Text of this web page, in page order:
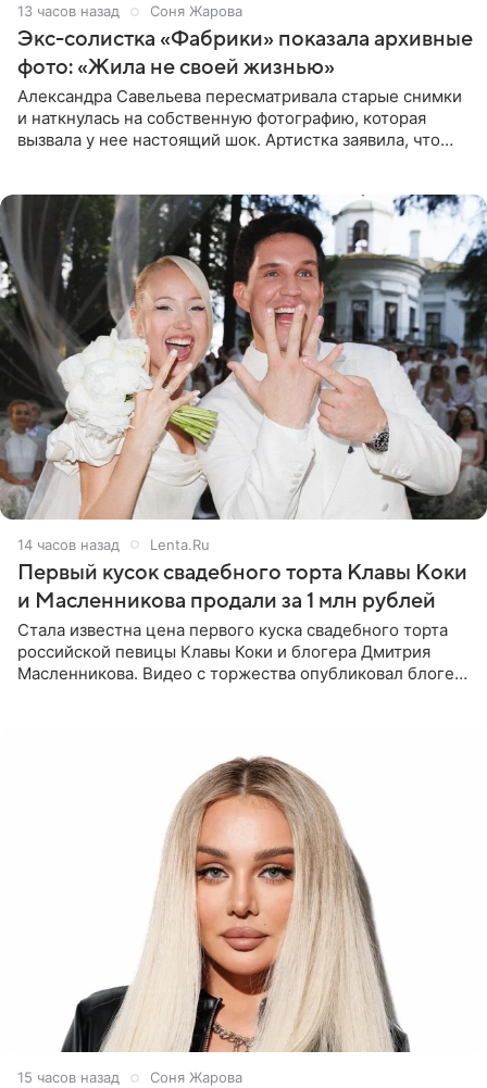
13 часов назад Соня Жарова
Экс-солистка «Фабрики» показала архивные
фото: «Жила не своей жизнью»
Александра Савельева пересматривала старые снимки
и наткнулась на собственную фотографию, которая
вызвала у нее настоящий шок. Артистка заявила, что
14 часов назад Lenta.Ru
Первый кусок свадебного торта Клавы Коки
и Масленникова продали за 1 млн рублей
Стала известна цена первого куска свадебного торта
российской певицы Клавы Коки и блогера Дмитрия
Масленникова. Видео с торжества опубликовал блогер
15 часов назад Соня Жарова